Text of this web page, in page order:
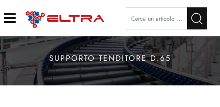
Open
SUPPORTO TENDITORE D.65